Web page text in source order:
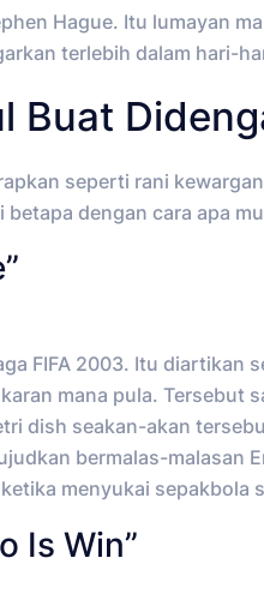
Hague. Itu lumayan
terlebih dalam hari-
Buat
seperti rani
dengan cara apa
FIFA 2003. Itu
mana pula. Tersebut
dish seakan-akan
bermalas-malasan
menyukai sepakbola
Is Win”